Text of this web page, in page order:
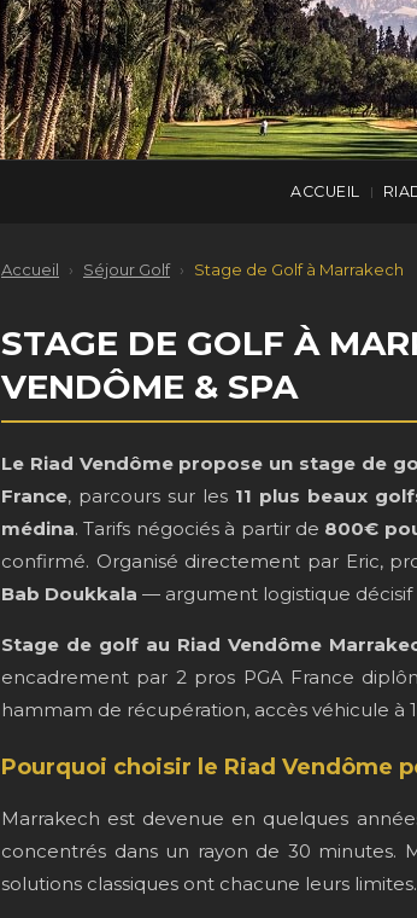
ACCUEIL |
Accueil › Séjour Golf › Stage de Golf à Marrakech
STAGE DE GOLF À
VENDÔME & SPA
Le Riad Vendôme propose un stage de
France, parcours sur les 11 plus beaux
médina. Tarifs négociés à partir de 800€
confirmé. Organisé directement par Eric,
Bab Doukkala — argument logistique décisif
Stage de golf au Riad Vendôme
encadrement par 2 pros PGA France
hammam de récupération, accès véhicule à
Pourquoi choisir le Riad Vendôme
Marrakech est devenue en quelques
concentrés dans un rayon de 30 minutes.
solutions classiques ont chacune leurs limites.